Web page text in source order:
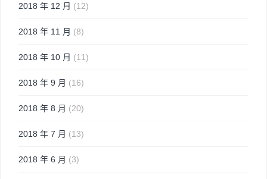
2018 年 12 月 (12)
2018 年 11 月 (8)
2018 年 10 月 (11)
2018 年 9 月 (16)
2018 年 8 月 (20)
2018 年 7 月 (13)
2018 年 6 月 (3)